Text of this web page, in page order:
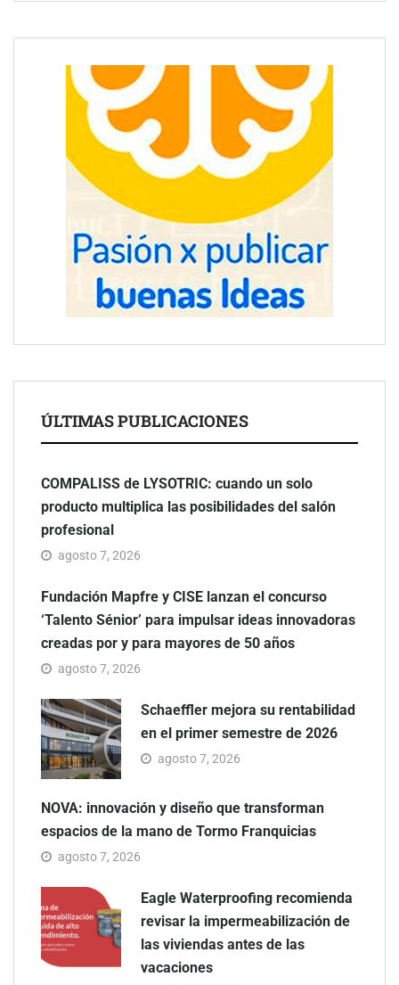
ÚLTIMAS PUBLICACIONES
COMPALISS de LYSOTRIC: cuando un solo
producto multiplica las posibilidades del salón
profesional
agosto 7, 2026
Fundación Mapfre y CISE lanzan el concurso
‘Talento Sénior’ para impulsar ideas innovadoras
creadas por y para mayores de 50 años
agosto 7, 2026
Schaeffler mejora su rentabilidad
en el primer semestre de 2026
agosto 7, 2026
NOVA: innovación y diseño que transforman
espacios de la mano de Tormo Franquicias
agosto 7, 2026
Eagle Waterproofing recomienda
revisar la impermeabilización de
las viviendas antes de las
vacaciones